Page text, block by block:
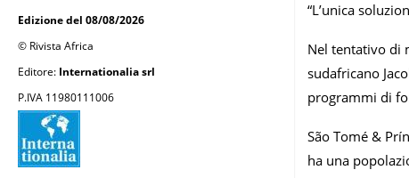
Edizione del 08/08/2026
© Rivista Africa
Editore: Internationalia srl
P.IVA 11980111006
“L’unica
Nel tentativo di
sudafricano
programmi di
São Tomé &
ha una